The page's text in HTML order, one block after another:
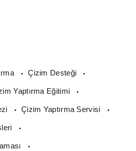
Çizim Desteği
Yaptırma Eğitimi
Çizim Yaptırma Servisi